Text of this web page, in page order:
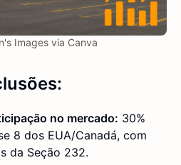
Images via Canva
no mercado: 30%
8 dos EUA/Canadá, com
da Seção 232.